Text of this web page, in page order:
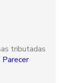
tributadas
Parecer